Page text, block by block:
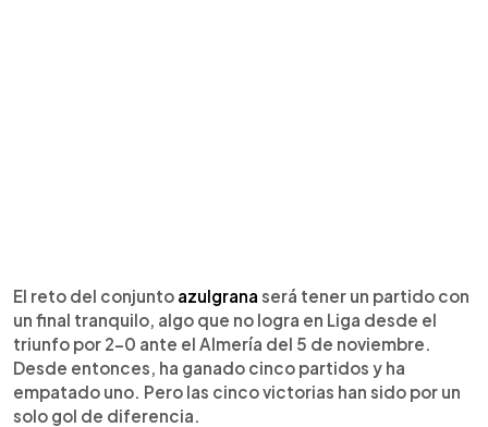
El reto del conjunto azulgrana será tener un partido con
un final tranquilo, algo que no logra en Liga desde el
triunfo por 2-0 ante el Almería del 5 de noviembre.
Desde entonces, ha ganado cinco partidos y ha
empatado uno. Pero las cinco victorias han sido por un
solo gol de diferencia.